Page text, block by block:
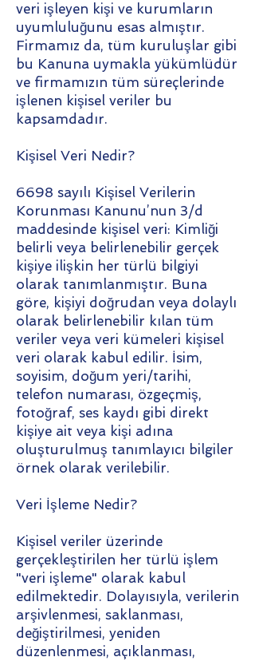
veri işleyen kişi ve kurumların
uyumluluğunu esas almıştır.
Firmamız da, tüm kuruluşlar gibi
bu Kanuna uymakla yükümlüdür
ve firmamızın tüm süreçlerinde
işlenen kişisel veriler bu
kapsamdadır.
Kişisel Veri Nedir?
6698 sayılı Kişisel Verilerin
Korunması Kanunu’nun 3/d
maddesinde kişisel veri: Kimliği
belirli veya belirlenebilir gerçek
kişiye ilişkin her türlü bilgiyi
olarak tanımlanmıştır. Buna
göre, kişiyi doğrudan veya dolaylı
olarak belirlenebilir kılan tüm
veriler veya veri kümeleri kişisel
veri olarak kabul edilir. İsim,
soyisim, doğum yeri/tarihi,
telefon numarası, özgeçmiş,
fotoğraf, ses kaydı gibi direkt
kişiye ait veya kişi adına
oluşturulmuş tanımlayıcı bilgiler
örnek olarak verilebilir.
Veri İşleme Nedir?
Kişisel veriler üzerinde
gerçekleştirilen her türlü işlem
"veri işleme" olarak kabul
edilmektedir. Dolayısıyla, verilerin
arşivlenmesi, saklanması,
değiştirilmesi, yeniden
düzenlenmesi, açıklanması,